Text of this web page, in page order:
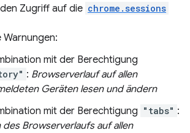
Zugriff auf die chrome.sessions
mit der Berechtigung
: Browserverlauf auf allen
Geräten lesen und ändern
mit der Berechtigung "tabs" :
des Browserverlaufs auf allen